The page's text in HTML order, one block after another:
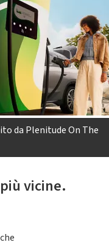
da Plenitude On The
vicine.